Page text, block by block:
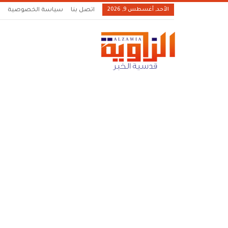
الأحد, أغسطس 9, 2026 اتصل بنا سياسة الخصوصية